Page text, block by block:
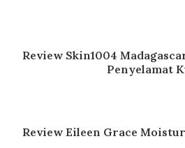
Review Skin1004
Penyelamat
Review Eileen Grace